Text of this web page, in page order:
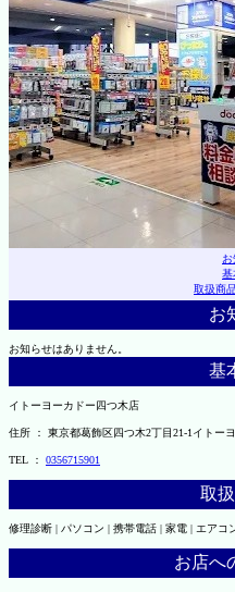
基
取扱商
お
お知らせはありません。
基
イトーヨーカドー四つ木店
住所 ： 東京都葛飾区四つ木2丁目21-1イトー
TEL ： 0356715901
取
修理診断 | パソコン | 携帯電話 | 家電 | エアコ
お店へ